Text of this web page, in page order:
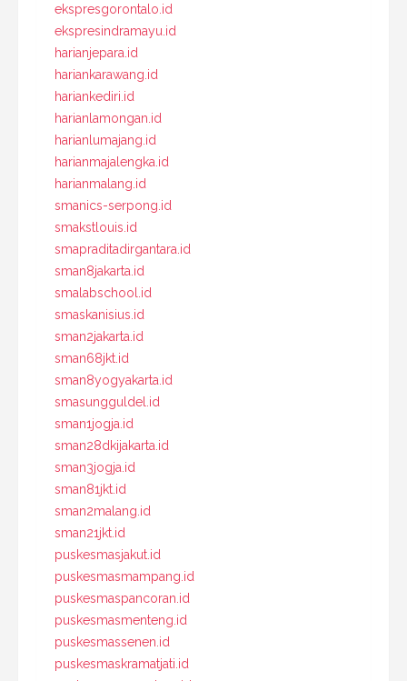
ekspresgorontalo.id
ekspresindramayu.id
harianjepara.id
hariankarawang.id
hariankediri.id
harianlamongan.id
harianlumajang.id
harianmajalengka.id
harianmalang.id
smanics-serpong.id
smakstlouis.id
smapraditadirgantara.id
sman8jakarta.id
smalabschool.id
smaskanisius.id
sman2jakarta.id
sman68jkt.id
sman8yogyakarta.id
smasungguldel.id
sman1jogja.id
sman28dkijakarta.id
sman3jogja.id
sman81jkt.id
sman2malang.id
sman21jkt.id
puskesmasjakut.id
puskesmasmampang.id
puskesmaspancoran.id
puskesmasmenteng.id
puskesmassenen.id
puskesmaskramatjati.id